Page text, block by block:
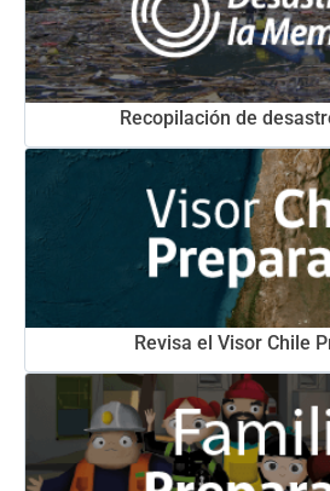
Recopilación de
Revisa el Visor Chile